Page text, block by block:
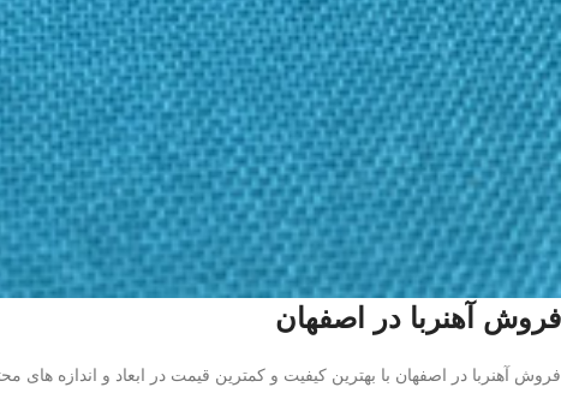
فروش آهنربا در اصفهان
فروش آهنربا در اصفهان با بهترین کیفیت و کمترین قیمت در ابعاد و اندازه های